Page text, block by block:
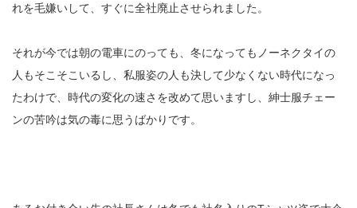
れを毛嫌いして、すぐに全社廃止させられました。
それが今では朝の電車にのっても、冬になってもノーネクタイの
人もそこそこいるし、私服姿の人も決して少なくない時代になっ
たわけで、時代の変化の速さを改めて思いますし、紳士服チェー
ンの苦吟は気の毒に思うばかりです。